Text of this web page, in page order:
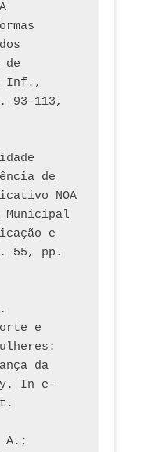
de
Inf.,
93-113,
de
NOA
Municipal
e
55, pp.
e
da
In e-
A.;